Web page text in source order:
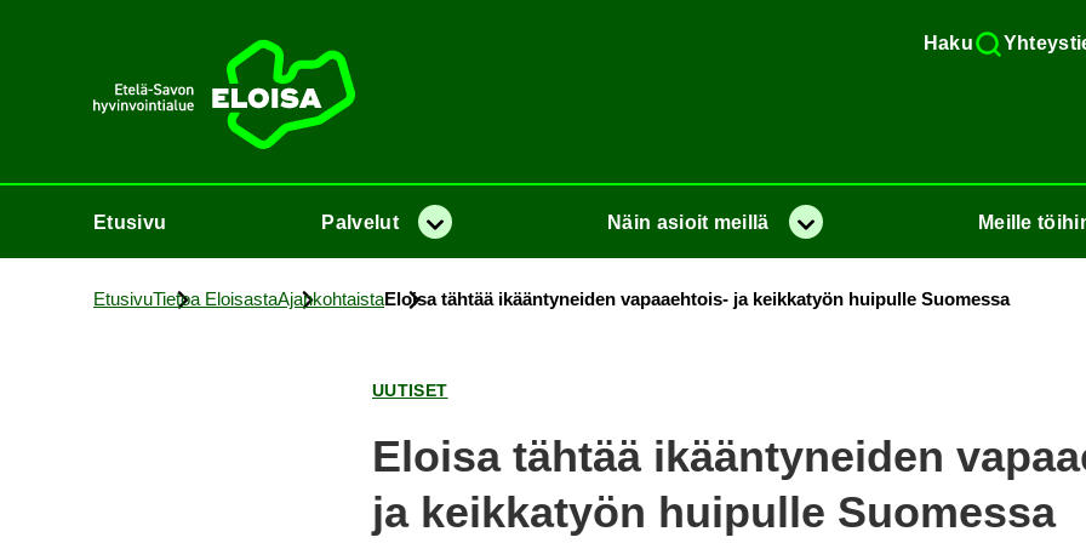
Haku
Etusi­vu
Etusi­vu Pal­ve­lut Va­lik­ko Näin asioit meil­lä Va­lik­ko Meil­le
Etusi­vuTie­toa Eloi­sas­taAjan­koh­tais­taEloi­sa täh­tää ikään­ty­nei­den vapaaehtois-​ ja keik­ka­työn hui­pul­le Suo­mes­sa
UU­TI­SET
Eloi­sa täh­tää ikään­ty­nei­den
ja keik­ka­työn hui­pul­le Suo­mes­sa